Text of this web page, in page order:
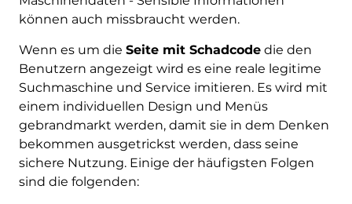
können auch missbraucht werden.
Wenn es um die Seite mit Schadcodedie den
Benutzern angezeigt wird es eine reale legitime
Suchmaschine und Service imitieren. Es wird mit
einem individuellen Design und Menüs
gebrandmarkt werden, damit sie in dem Denken
bekommen ausgetrickst werden, dass seine
sichere Nutzung. Einige der häufigsten Folgen
sind die folgenden: